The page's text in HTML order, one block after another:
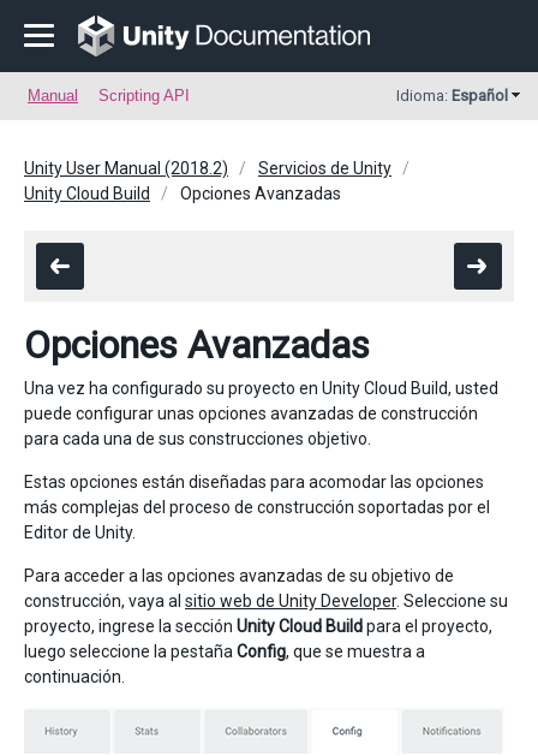
Manual Scripting API Idioma: Español
Unity User Manual (2018.2)
Servicios de Unity
Unity Cloud Build
Opciones Avanzadas
Opciones Avanzadas
Una vez ha configurado su proyecto en Unity Cloud Build, usted
puede configurar unas opciones avanzadas de construcción
para cada una de sus construcciones objetivo.
Estas opciones están diseñadas para acomodar las opciones
más complejas del proceso de construcción soportadas por el
Editor de Unity.
Para acceder a las opciones avanzadas de su objetivo de
construcción, vaya al sitio web de Unity Developer. Seleccione su
proyecto, ingrese la sección Unity Cloud Buildpara el proyecto,
luego seleccione la pestaña Config, que se muestra a
continuación.